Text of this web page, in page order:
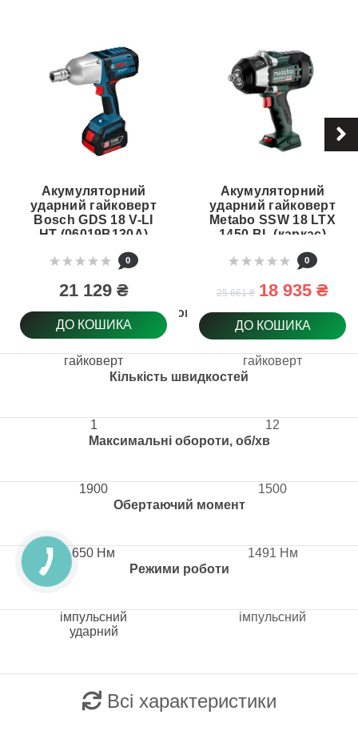
Тип товару
Кількість швидкостей
Максимальні обороти, об/хв
Обертаючий момент
Режими роботи
Акумуляторний
ударний гайковерт
Bosch GDS 18 V-LI
HT (06019B130A)
0
21 129 ₴
ДО КОШИКА
гайковерт
1
1900
650 Нм
імпульсний
ударний
Акумуляторний
ударний гайковерт
Metabo SSW 18 LTX
1450 BL (каркас)
(602401850)
0
25 661 ₴ 18 935 ₴
ДО КОШИКА
гайковерт
12
1500
1491 Нм
імпульсний
Всі характеристики